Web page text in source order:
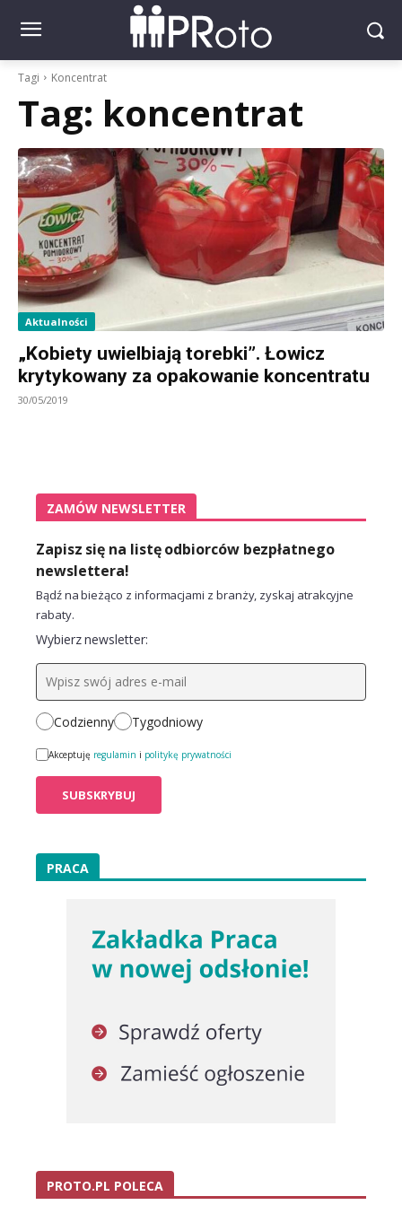
Tagi Koncentrat
Tag: koncentrat
Aktualności
„Kobiety uwielbiają torebki”. Łowicz
krytykowany za opakowanie koncentratu
30/05/2019
ZAMÓW NEWSLETTER
Zapisz się na listę odbiorców bezpłatnego
newslettera!
Bądź na bieżąco z informacjami z branży, zyskaj atrakcyjne
rabaty.
Wybierz newsletter:
Codzienny Tygodniowy
Akceptuję regulamin i politykę prywatności
PRACA
PROTO.PL POLECA